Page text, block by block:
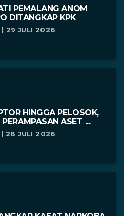
PEMALANG ANOM
DITANGKAP KPK
| 29 JULI 2026
HINGGA PELOSOK,
ASET ...
| 28 JULI 2026